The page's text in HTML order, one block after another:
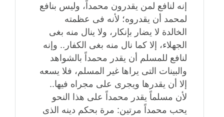
إنه لنافع لمن يقدرون محمداً، وليس بنافع
لمحمد أن يقدروه؛ لأنه فى عظمته
الخالدة لا يضار بإنكار، ولا ينال منه بغى
الجهلاء، إلا كما نال منه بغى الكفار.. وإنه
لنافع للمسلم أن يقدر محمداً بالشواهد
والبينات التى يراها غير المسلم، فلا يسعه
إلا أن يقدرها ويجرى على مجراه فيها..
لأن مسلماً يقدر محمداً على هذا النحو
يحب محمداً مرتين: مرة بحكم دينه الذى